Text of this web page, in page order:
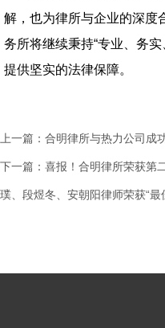
解，也为律所与企业的深度
务所将继续秉持“专业、务
提供坚实的法律保障。
上一篇： 合明律所与热力公司成
下一篇： 喜报！合明律所荣获第
璞、段煜冬、安朝阳律师荣获“最